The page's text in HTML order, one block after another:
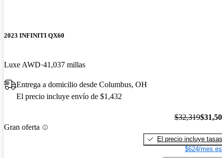
2023 INFINITI QX60
Luxe AWD 41,037 millas
Entrega a domicilio desde Columbus, OH
El precio incluye envío de $1,432
Gran oferta
$32,319
El precio incluye tasas
$624/mes